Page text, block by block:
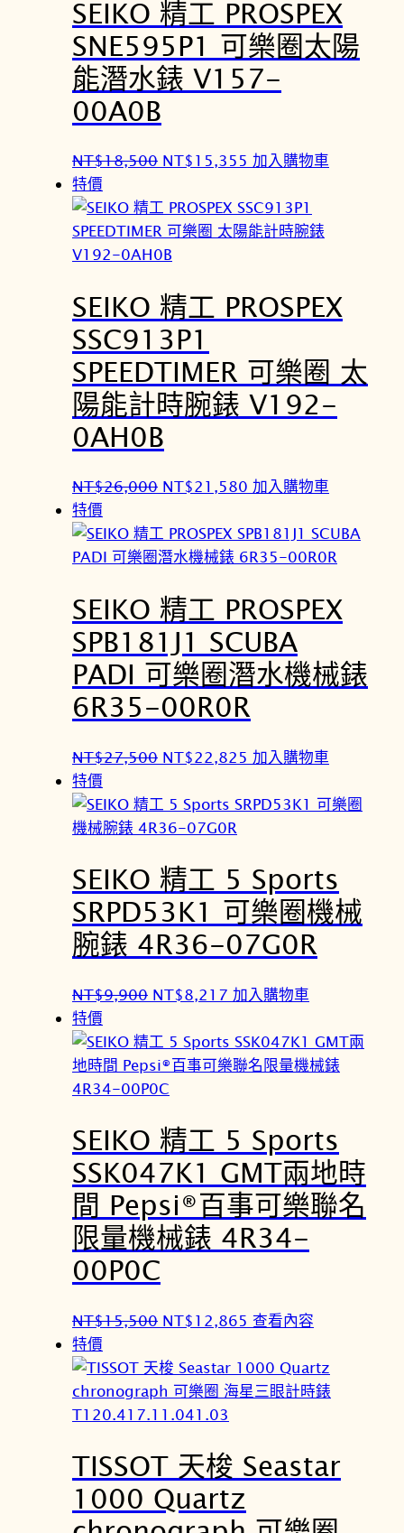
SEIKO 精工 PROSPEX
SNE595P1 可樂圈太陽
能潛水錶 V157-
00A0B
NT$18,500 原
價
格
：
T
$
1
,
5
0
。
NT$15,355 目
價
格
T
$
5
,
3
。
加入購物車
特價
SEIKO 精工 PROSPEX
SSC913P1
SPEEDTIMER 可樂圈 太
陽能計時腕錶 V192-
0AH0B
NT$26,000 原
價
格
N
T
$
6
,
0
。
NT$21,580 目
價
格
N
T
$
2
1
,
8
。
加入購物車
特價
SEIKO 精工 PROSPEX
SPB181J1 SCUBA
PADI 可樂圈潛水機械錶
6R35-00R0R
NT$27,500 原
價
格
N
T
$
2
,
0
0
。
NT$22,825 目
價
N
T
$
2
,
2
5
加入購物車
特價
SEIKO 精工 5 Sports
SRPD53K1 可樂圈機械
腕錶 4R36-07G0R
NT$9,900 原
價
格
：
T
$
9
,
9
0
0
NT$8,217 目
價
格
T
$
8
,
2
1
加入購物車
特價
SEIKO 精工 5 Sports
SSK047K1 GMT兩地時
間 Pepsi®百事可樂聯名
限量機械錶 4R34-
00P0C
NT$15,500 原
價
格
：
T
$
1
NT$12,865 目
價
格
T
$
查看內容
特價
TISSOT 天梭 Seastar
1000 Quartz